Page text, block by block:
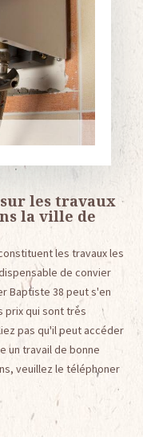
les travaux
la ville de
les travaux les
de convier
Baptiste 38 peut s'en
prix qui sont très
pas qu'il peut accéder
un travail de bonne
veuillez le téléphoner